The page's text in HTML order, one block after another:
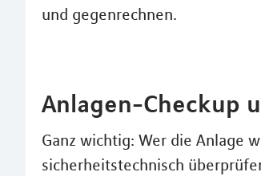
und gegenrechnen.
Anlagen-Checkup
Ganz wichtig: Wer die Anlage
sicherheitstechnisch